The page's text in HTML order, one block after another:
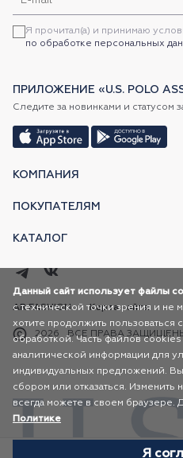
КОМПАНИЯ
ПОКУПАТЕЛЯМ
КАТАЛОГ
Я прочитал(а) и принимаю
по обработке персональных
ПРИЛОЖЕНИЕ «U.S. POLO
Следите за новинками и статусом
2026 ВСЕ ПРАВА
AR FASHION Карта сайта
Данный сайт использует файлы
с технической точки зрения и не
хотите продолжить пользоваться
обработкой. Часть файлов
аналитической информации для
индивидуальных предложений. Вы
сбором или отказаться.
всегда можете в своем браузере.
Политике
Я